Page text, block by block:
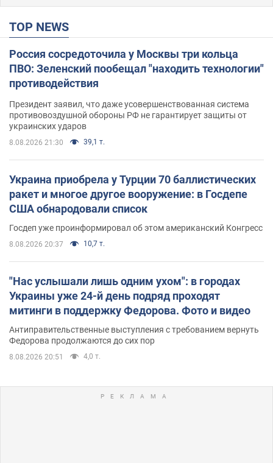
TOP NEWS
Россия сосредоточила у Москвы три кольца
ПВО: Зеленский пообещал "находить технологии"
противодействия
Президент заявил, что даже усовершенствованная система
противовоздушной обороны РФ не гарантирует защиты от
украинских ударов
8.08.2026 21:30 39,1 т.
Украина приобрела у Турции 70 баллистических
ракет и многое другое вооружение: в Госдепе
США обнародовали список
Госдеп уже проинформировал об этом американский Конгресс
8.08.2026 20:37 10,7 т.
"Нас услышали лишь одним ухом": в городах
Украины уже 24-й день подряд проходят
митинги в поддержку Федорова. Фото и видео
Антиправительственные выступления с требованием вернуть
Федорова продолжаются до сих пор
8.08.2026 20:51 4,0 т.